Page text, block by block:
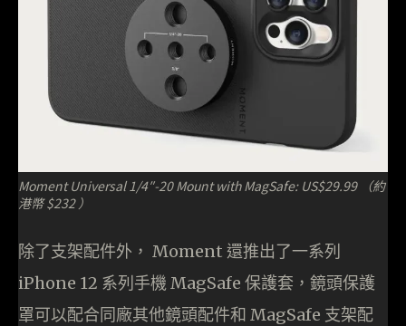
Moment Universal 1/4″-20 Mount with MagSafe: US$29.99 （約
港幣 $232 ）
除了支架配件外， Moment 還推出了一系列
iPhone 12 系列手機 MagSafe 保護套，鏡頭保護
罩可以配合同廠其他鏡頭配件和 MagSafe 支架配